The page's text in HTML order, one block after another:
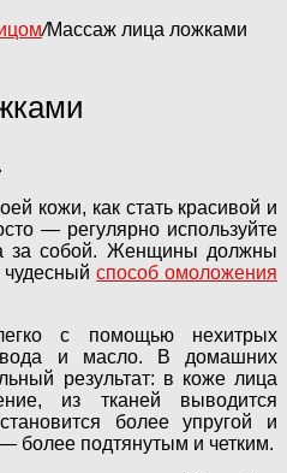
/Массаж лица ложками
кожи, как стать красивой и
— регулярно используйте
за собой. Женщины должны
чудесныйспособ омоложения
с помощью нехитрых
вода и масло. В домашних
результат: в коже лица
из тканей выводится
более упругой и
более подтянутым и четким.